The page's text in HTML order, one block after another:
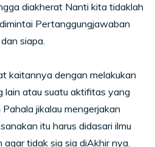
diakherat Nanti kita tidaklah
Pertanggungjawaban
siapa.
kaitannya dengan melakukan
lain atau suatu aktifitas yang
jikalau mengerjakan
itu harus didasari ilmu
tidak sia sia diAkhir nya.